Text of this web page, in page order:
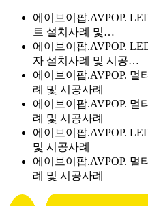
에이브이팝.AVPOP.
트 설치사례 및…
에이브이팝.AVPOP.
자 설치사례 및 시공…
에이브이팝.AVPOP. 멀
례 및 시공사례
에이브이팝.AVPOP. 멀
례 및 시공사례
에이브이팝.AVPOP.
및 시공사례
에이브이팝.AVPOP. 멀
례 및 시공사례